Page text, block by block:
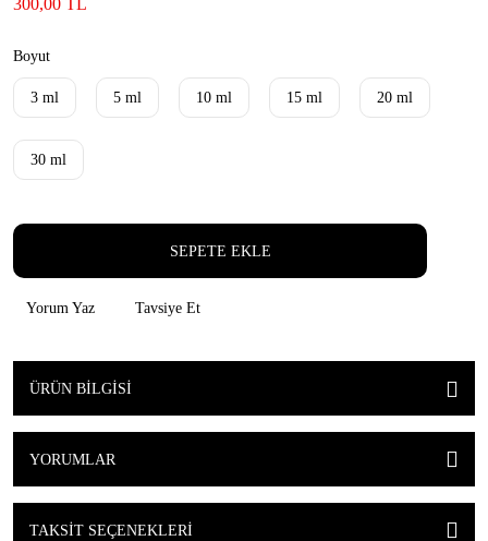
300,00 TL
Boyut
3 ml 5 ml 10 ml 15 ml 20 ml
30 ml
SEPETE EKLE
Yorum Yaz Tavsiye Et
ÜRÜN BILGISI
YORUMLAR
TAKSIT SEÇENEKLERI